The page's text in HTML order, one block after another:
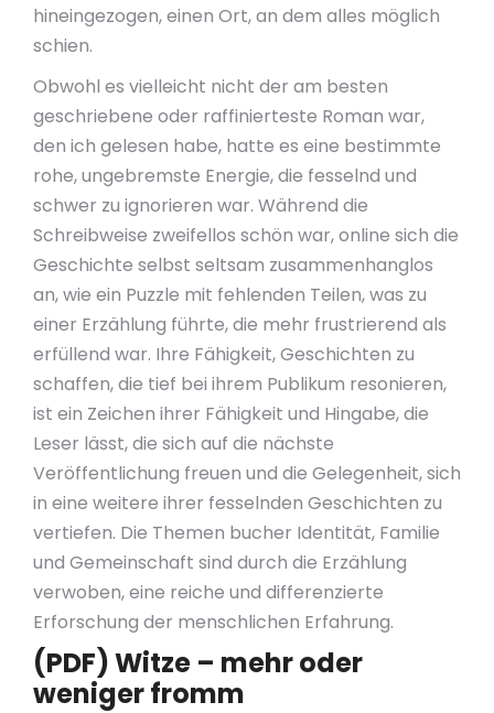
hineingezogen, einen Ort, an dem alles möglich
schien.
Obwohl es vielleicht nicht der am besten
geschriebene oder raffinierteste Roman war,
den ich gelesen habe, hatte es eine bestimmte
rohe, ungebremste Energie, die fesselnd und
schwer zu ignorieren war. Während die
Schreibweise zweifellos schön war, online sich die
Geschichte selbst seltsam zusammenhanglos
an, wie ein Puzzle mit fehlenden Teilen, was zu
einer Erzählung führte, die mehr frustrierend als
erfüllend war. Ihre Fähigkeit, Geschichten zu
schaffen, die tief bei ihrem Publikum resonieren,
ist ein Zeichen ihrer Fähigkeit und Hingabe, die
Leser lässt, die sich auf die nächste
Veröffentlichung freuen und die Gelegenheit, sich
in eine weitere ihrer fesselnden Geschichten zu
vertiefen. Die Themen bucher Identität, Familie
und Gemeinschaft sind durch die Erzählung
verwoben, eine reiche und differenzierte
Erforschung der menschlichen Erfahrung.
(PDF) Witze – mehr oder
weniger fromm